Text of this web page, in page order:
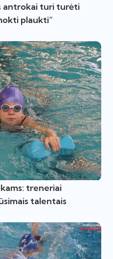
antrokai turi turėti
plaukti“
treneriai
talentais